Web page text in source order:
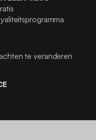
te veranderen